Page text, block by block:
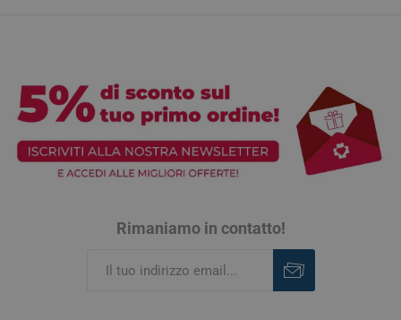
Rimaniamo in contatto!